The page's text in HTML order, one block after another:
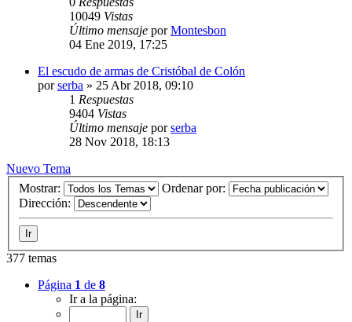
10049 Vistas
Último mensaje porMontesbon
04 Ene 2019, 17:25
El escudo de armas de Cristóbal de Colón
porserba » 25 Abr 2018, 09:10
1 Respuestas
9404 Vistas
Último mensaje porserba
28 Nov 2018, 18:13
Nuevo Tema
Mostrar:
Ordenar por:
Dirección:
377 temas
Página 1 de 8
Ir a la página: